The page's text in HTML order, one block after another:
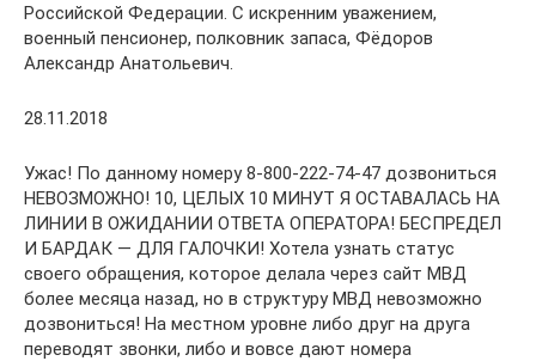
Российской Федерации. С искренним уважением,
военный пенсионер, полковник запаса, Фёдоров
Александр Анатольевич.
28.11.2018
Ужас! По данному номеру 8-800-222-74-47 дозвониться
НЕВОЗМОЖНО! 10, ЦЕЛЫХ 10 МИНУТ Я ОСТАВАЛАСЬ НА
ЛИНИИ В ОЖИДАНИИ ОТВЕТА ОПЕРАТОРА! БЕСПРЕДЕЛ
И БАРДАК — ДЛЯ ГАЛОЧКИ! Хотела узнать статус
своего обращения, которое делала через сайт МВД
более месяца назад, но в структуру МВД невозможно
дозвониться! На местном уровне либо друг на друга
переводят звонки, либо и вовсе дают номера